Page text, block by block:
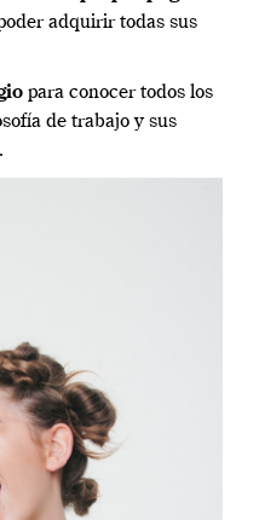
adquirir todas sus
para conocer todos los
de trabajo y sus